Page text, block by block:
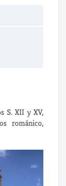
S. XII y XV,
románico,